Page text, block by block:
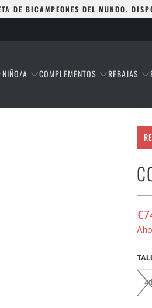
DE BICAMPEONES DEL MUNDO.
NIÑO/A COMPLEMENTOS REBAJAS
40